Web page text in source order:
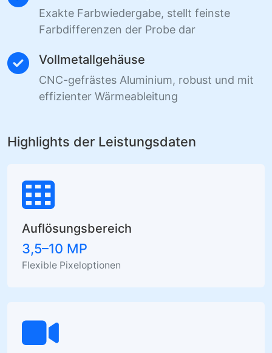
Exakte Farbwiedergabe, stellt feinste
Farbdifferenzen der Probe dar
Vollmetallgehäuse
CNC-gefrästes Aluminium, robust und mit
effizienter Wärmeableitung
Highlights der Leistungsdaten
Auflösungsbereich
3,5–10 MP
Flexible Pixeloptionen